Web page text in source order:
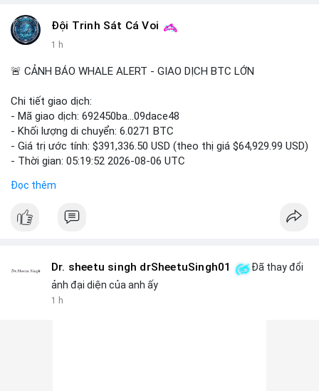
#vlikevn #titanbot
Đội Trinh Sát Cá Voi
1 h
🚨 CẢNH BÁO WHALE ALERT - GIAO DỊCH BTC LỚN
Chi tiết giao dịch:
- Mã giao dịch: 692450ba...09dace48
- Khối lượng di chuyển: 6.0271 BTC
- Giá trị ước tính: $391,336.50 USD (theo thị giá $64,929.99 USD)
- Thời gian: 05:19:52 2026-08-06 UTC
Nhận định phân tích hành vi của Cá voi dựa trên giao dịch này:
trung bình cao cho một giao dịch mua bán cá nhân. Việc di
là bước đệm chuyển lên sàn giao dịch tập trung để thanh
khoản hóa, hoặc gom vào ví lạnh phục vụ tích lũy dài hạn. Hành
vi này tạo tâm lý thận trọng cho nhà đầu tư nhỏ lẻ, khi dòng
Đọc thêm
Dr. sheetu singh drSheetuSingh01
Đã thay đổi
ảnh đại diện của anh ấy
1 h